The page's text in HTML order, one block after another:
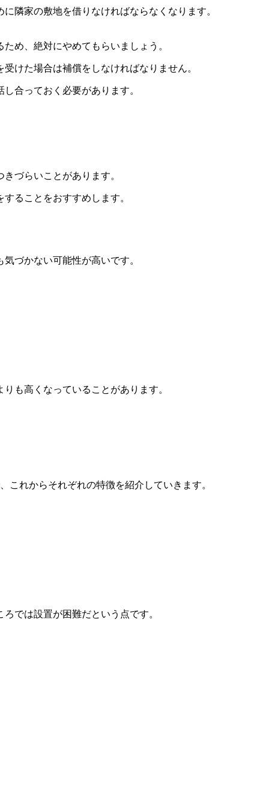
隣家の敷地を借りなければならなくなります。
め、絶対にやめてもらいましょう。
けた場合は補償をしなければなりません。
合っておく必要があります。
づらいことがあります。
ることをおすすめします。
づかない可能性が高いです。
も高くなっていることがあります。
れからそれぞれの特徴を紹介していきます。
では設置が困難だという点です。